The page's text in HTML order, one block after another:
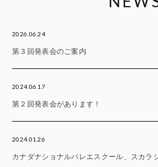
2026.06.24
第３回発表会のご案内
2024.06.17
第２回発表会があります！
2024.01.26
カナダナショナルバレエスクール、スカラ